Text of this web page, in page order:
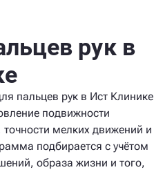
рук в
пальцев рук в Ист Клинике
подвижности
точности мелких движений и
подбирается с учётом
образа жизни и того,